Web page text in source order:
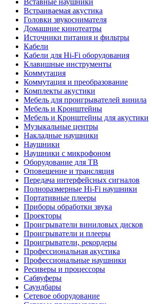
Вставные наушники
Встраиваемая акустика
Головки звукоснимателя
Домашние кинотеатры
Источники питания и фильтры
Кабели
Кабели для Hi-Fi оборудования
Клавишные инструменты
Коммутация
Коммутация и преобразование
Комплекты акустики
Мебель для проигрывателей винила
Мебель и Кронштейны
Мебель и Кронштейны для акустики
Музыкальные центры
Накладные наушники
Наушники
Наушники с микрофоном
Оборудование для ТВ
Оповещение и трансляция
Передача интерфейсных сигналов
Полноразмерные Hi-Fi наушники
Портативные плееры
Приборы обработки звука
Проекторы
Проигрыватели виниловых дисков
Проигрыватели и плееры
Проигрыватели, рекордеры
Профессиональная акустика
Профессиональные наушники
Ресиверы и процессоры
Сабвуферы
Саундбары
Сетевое оборудование